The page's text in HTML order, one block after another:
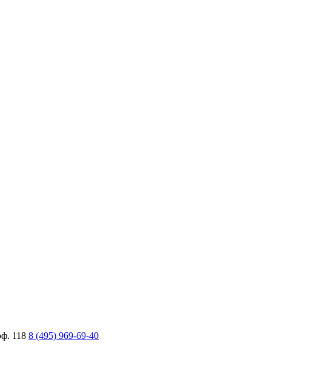
118 8 (495) 969-69-40